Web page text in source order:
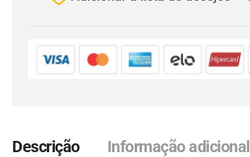
Descrição Informação adicional